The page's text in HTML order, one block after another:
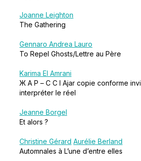
Joanne Leighton
The Gathering
Gennaro Andrea Lauro
To Repel Ghosts/Lettre au Père
Karima El Amrani
Ж А Р – C C I Ajar copie conforme
interpréter le réel
Jeanne Borgel
Et alors ?
Christine Gérard Aurélie Berland
Automnales à L’une d’entre elles